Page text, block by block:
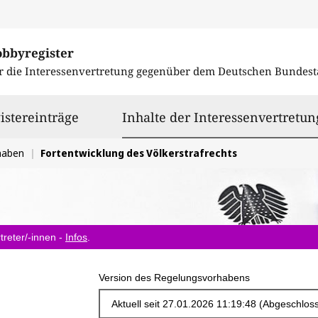
die Interessenvertretung gegenüber dem Deutschen
Inhalte der
Fortentwicklung des Völkerstrafrechts
innen - Infos
Version des Regelungsvorhabens